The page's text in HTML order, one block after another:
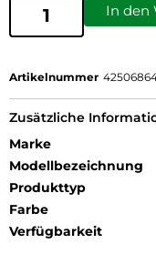
In den
Artikelnummer
Zusätzliche
Marke
Modellbezeichnung
Produkttyp
Farbe
Verfügbarkeit